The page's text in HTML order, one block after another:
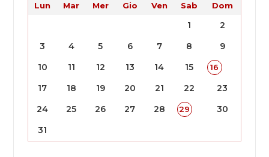
Lun Mar Mer Gio Ven Sab Dom
1
2
3
4 5 6 7 8
9
10
11 12 13 14 15 16
17 18 19 20 21 22
23
24
25 26 27 28 29
30
31